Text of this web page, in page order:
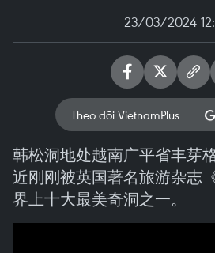
23/03/2024
Theo dõi VietnamPlus
韩松洞地处越南广平省丰芽
近刚刚被英国著名旅游杂志
界上十大最美奇洞之一。